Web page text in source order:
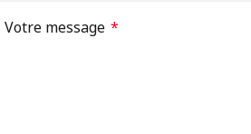
Votre message *